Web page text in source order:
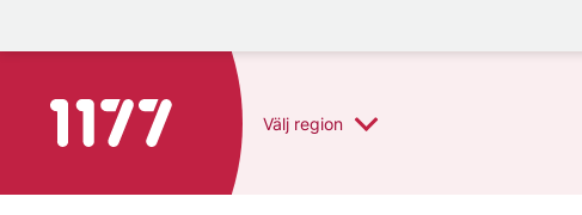
Till startsidan för 1177 Välj region